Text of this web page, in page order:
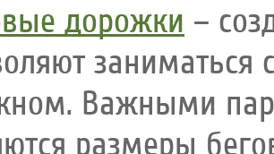
дорожки –
Важными
размеры